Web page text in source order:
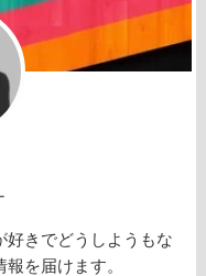
好きでどうしようもな
を届けます。